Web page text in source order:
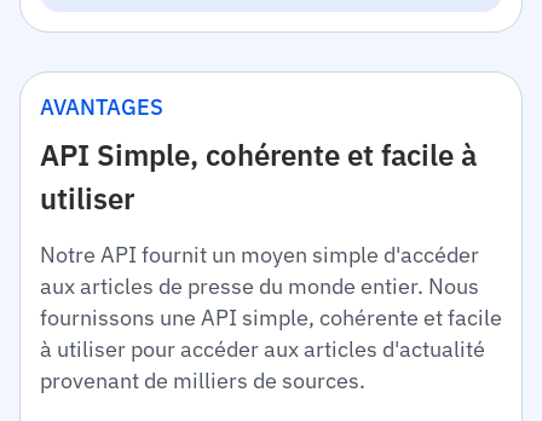
AVANTAGES
API Simple, cohérente et facile à
utiliser
Notre API fournit un moyen simple d'accéder
aux articles de presse du monde entier. Nous
fournissons une API simple, cohérente et facile
à utiliser pour accéder aux articles d'actualité
provenant de milliers de sources.